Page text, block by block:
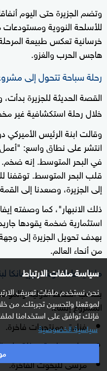
سياسة ملفات الارتباط
نحن نستخدم ملفات تعريف
لموقعنا ولتحسين تجربتك. من
فإنك توافق على استخدامنا
سياسية الخصوصية
وتضم الجزيرة حتى اليوم
للأسلحة النووية
خرسانية تعكس طبيعة
هاجس الحرب والغزو.
رحلة سباحة تتحول إلى
القصة الحديثة للجزيرة
خلال رحلة استكشافية غير
وقالت ابنة الرئيس
انتشر على نطاق واسع:
قلب البحر المتوسط. توقفنا
إلى الجزيرة، وصعدنا إلى
ذلك الانبهار"، كما وصفته
استثمارية ضخمة يقودها
بهدف تحويل الجزيرة إلى
من أنحاء العالم.
ماذا يخطط كوشنر وإيفانكا
بحسب الخطط الأولية
المشروع إنشاء:
فنادق ومنتجعات فاخرة.
فيلات خاصة مطلة على
مرسى لليخوت الفاخرة.